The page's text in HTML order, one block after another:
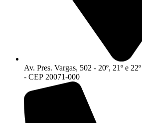
Av. Pres. Vargas, 502 - 20º, 21º e
- CEP 20071-000